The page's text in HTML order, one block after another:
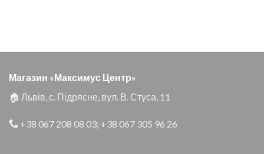
Магазин «Максимус Центр»
🏠 Львів, с. Підрясне, вул. В. Стуса, 11
+38 067 208 08 03; +38 067 305 96 26